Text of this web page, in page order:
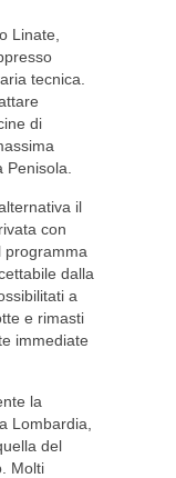
Linate,
tecnica.
di
il
con
programma
dalla
a
e rimasti
immediate
la
Lombardia,
del
Molti